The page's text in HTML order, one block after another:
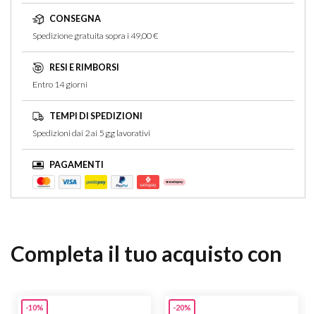
CONSEGNA
Spedizione gratuita sopra i 49,00 €
RESI E RIMBORSI
Entro 14 giorni
TEMPI DI SPEDIZIONI
Spedizioni dai 2 ai 5 gg lavorativi
PAGAMENTI
Completa il tuo acquisto con
-10% -20%